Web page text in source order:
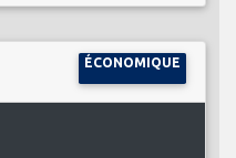
ÉCONOMIQUE